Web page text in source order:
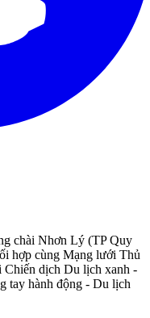
chài Nhơn Lý (TP Quy
hợp cùng Mạng lưới Thủ
Chiến dịch Du lịch xanh -
tay hành động - Du lịch